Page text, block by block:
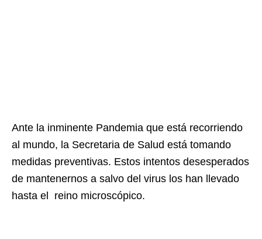
Ante la inminente Pandemia que está recorriendo
al mundo, la Secretaria de Salud está tomando
medidas preventivas. Estos intentos desesperados
de mantenernos a salvo del virus los han llevado
hasta el reino microscópico.